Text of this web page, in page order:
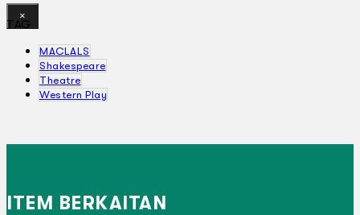
×
TAG
MACLALS
Shakespeare
Theatre
Western Play
ITEM BERKAITAN